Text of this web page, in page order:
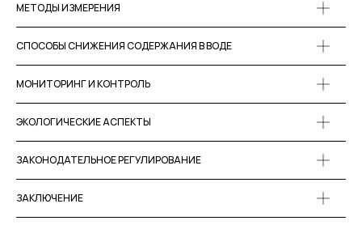
МЕТОДЫ ИЗМЕРЕНИЯ
СПОСОБЫ СНИЖЕНИЯ СОДЕРЖАНИЯ В ВОДЕ
МОНИТОРИНГ И КОНТРОЛЬ
ЭКОЛОГИЧЕСКИЕ АСПЕКТЫ
ЗАКОНОДАТЕЛЬНОЕ РЕГУЛИРОВАНИЕ
ЗАКЛЮЧЕНИЕ
Пн-Пт
194223,
Санкт-Петербург
ул. Курчатова, д. 10, лит И, оф. 130Б
info@okvoda.ru